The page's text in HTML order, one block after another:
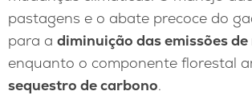
pastagens e o abate precoce do
para a diminuição das emissões
enquanto o componente florestal
sequestro de carbono.